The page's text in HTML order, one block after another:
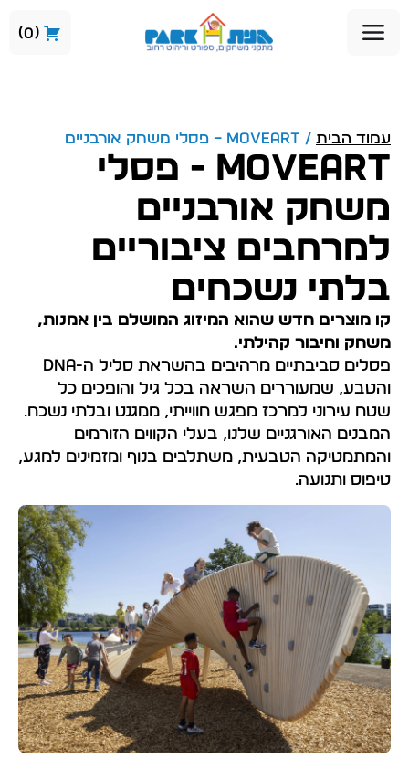
0
עמוד הבית / MOVEART – פסלי משחק אורבניים
MOVEART - פסלי
משחק אורבניים
למרחבים ציבוריים
בלתי נשכחים
קו מוצרים חדש שהוא המיזוג המושלם בין אמנות,
משחק וחיבור קהילתי.
פסלים סביבתיים מרהיבים בהשראת סליל ה-DNA
והטבע, שמעוררים השראה בכל גיל והופכים כל
שטח עירוני למרכז מפגש חווייתי, ממגנט ובלתי נשכח.
המבנים האורגניים שלנו, בעלי הקווים הזורמים
והמתמטיקה הטבעית, משתלבים בנוף ומזמינים למגע,
טיפוס ותנועה.